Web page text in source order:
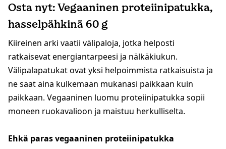
Osta nyt: Vegaaninen proteiinipatukka,
hasselpähkinä 60 g
Kiireinen arki vaatii välipaloja, jotka helposti
ratkaisevat energiantarpeesi ja nälkäkiukun.
Välipalapatukat ovat yksi helpoimmista ratkaisuista ja
ne saat aina kulkemaan mukanasi paikkaan kuin
paikkaan. Vegaaninen luomu proteiinipatukka sopii
moneen ruokavalioon ja maistuu herkulliselta.
Ehkä paras vegaaninen proteiinipatukka